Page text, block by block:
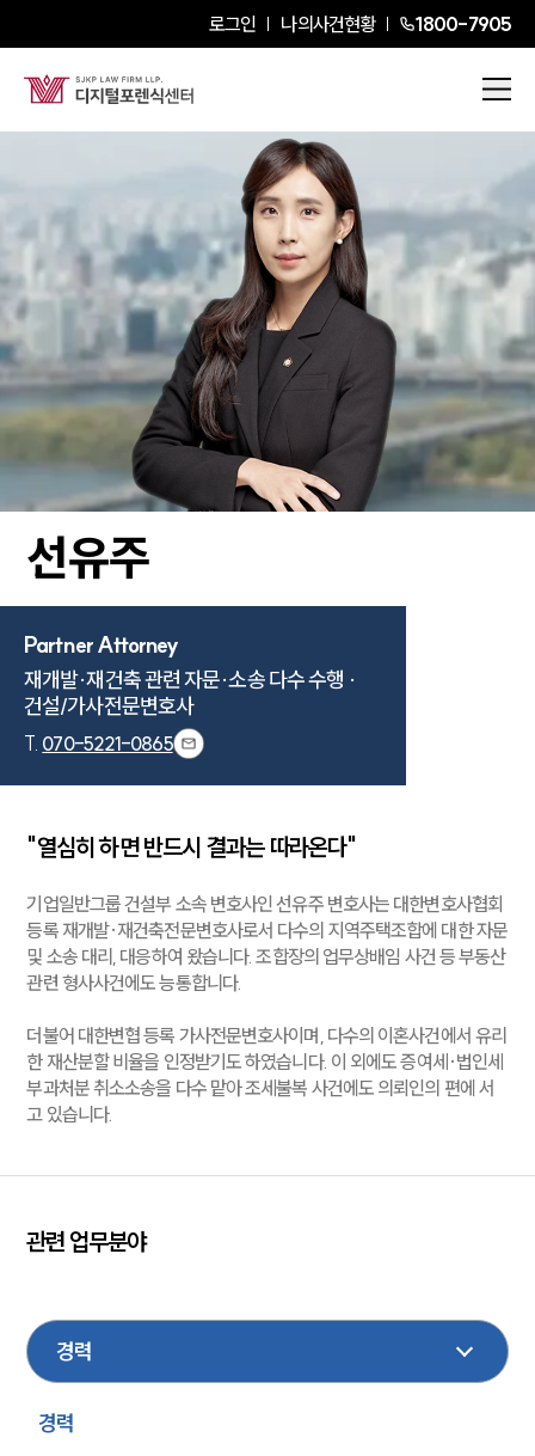
로그인 나의사건현황 1800-7905
센터소개
AI대륜
선유주 Partner Attorney
선유주
Partner Attorney
재개발·재건축 관련 자문·소송 다수 수행 ·
건설/가사전문변호사
T. 070-5221-0865
"열심히 하면 반드시 결과는 따라온다"
기업일반그룹 건설부 소속 변호사인 선유주 변호사는 대한변호사협회
등록 재개발·재건축전문변호사로서 다수의 지역주택조합에 대한 자문
및 소송 대리, 대응하여 왔습니다. 조합장의 업무상배임 사건 등 부동산
관련 형사사건에도 능통합니다.
더불어 대한변협 등록 가사전문변호사이며, 다수의 이혼사건에서 유리
한 재산분할 비율을 인정받기도 하였습니다. 이 외에도 증여세·법인세
부과처분 취소소송을 다수 맡아 조세불복 사건에도 의뢰인의 편에 서
고 있습니다.
관련 업무분야
보험
경력